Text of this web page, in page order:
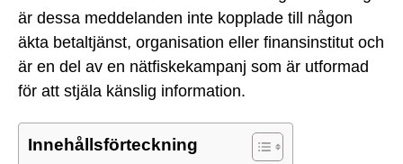
är dessa meddelanden inte kopplade till någon
äkta betaltjänst, organisation eller finansinstitut och
är en del av en nätfiskekampanj som är utformad
för att stjäla känslig information.
Innehållsförteckning